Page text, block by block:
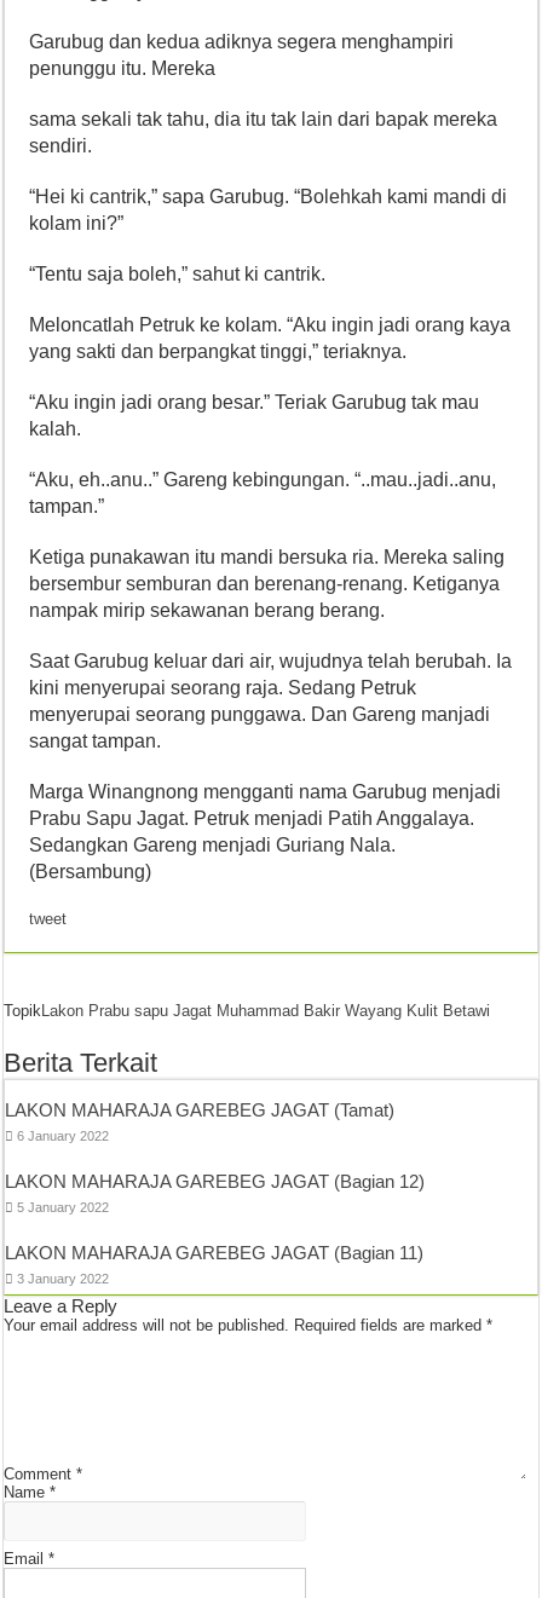
Garubug dan kedua adiknya segera menghampiri
penunggu itu. Mereka
sama sekali tak tahu, dia itu tak lain dari bapak mereka
sendiri.
“Hei ki cantrik,” sapa Garubug. “Bolehkah kami mandi di
kolam ini?”
“Tentu saja boleh,” sahut ki cantrik.
Meloncatlah Petruk ke kolam. “Aku ingin jadi orang kaya
yang sakti dan berpangkat tinggi,” teriaknya.
“Aku ingin jadi orang besar.” Teriak Garubug tak mau
kalah.
“Aku, eh..anu..” Gareng kebingungan. “..mau..jadi..anu,
tampan.”
Ketiga punakawan itu mandi bersuka ria. Mereka saling
bersembur semburan dan berenang-renang. Ketiganya
nampak mirip sekawanan berang berang.
Saat Garubug keluar dari air, wujudnya telah berubah. Ia
kini menyerupai seorang raja. Sedang Petruk
menyerupai seorang punggawa. Dan Gareng manjadi
sangat tampan.
Marga Winangnong mengganti nama Garubug menjadi
Prabu Sapu Jagat. Petruk menjadi Patih Anggalaya.
Sedangkan Gareng menjadi Guriang Nala.
(Bersambung)
tweet
Topik Lakon Prabu sapu Jagat Muhammad Bakir Wayang Kulit Betawi
Berita Terkait
LAKON MAHARAJA GAREBEG JAGAT (Tamat)
6 January 2022
LAKON MAHARAJA GAREBEG JAGAT (Bagian 12)
5 January 2022
LAKON MAHARAJA GAREBEG JAGAT (Bagian 11)
3 January 2022
Leave a Reply
Your email address will not be published. Required fields are marked*
Comment*
Name*
Email*